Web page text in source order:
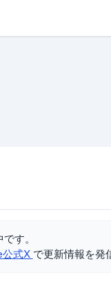
す。
公式X で更新情報を発